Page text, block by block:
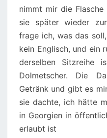
nimmt mir die
sie später wieder
frage ich, was das
kein Englisch, und ein
derselben Sitzreihe
Dolmetscher. Die
Getränk und gibt es
sie dachte, ich hätte
in Georgien in
erlaubt ist